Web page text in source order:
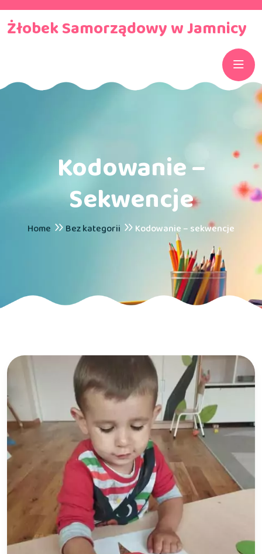
Żłobek Samorządowy w Jamnicy
Kodowanie –
Sekwencje
Home Bez kategorii Kodowanie – sekwencje